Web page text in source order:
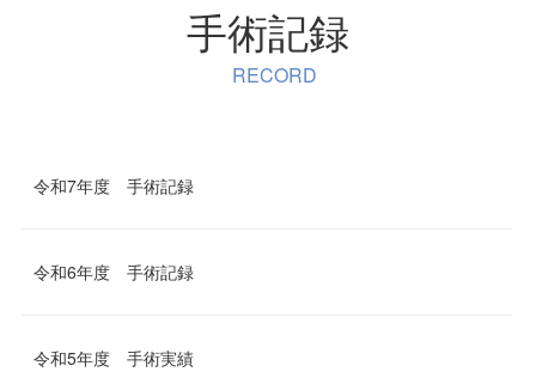
手術記録
RECORD
令和7年度 手術記録
令和6年度 手術記録
令和5年度 手術実績